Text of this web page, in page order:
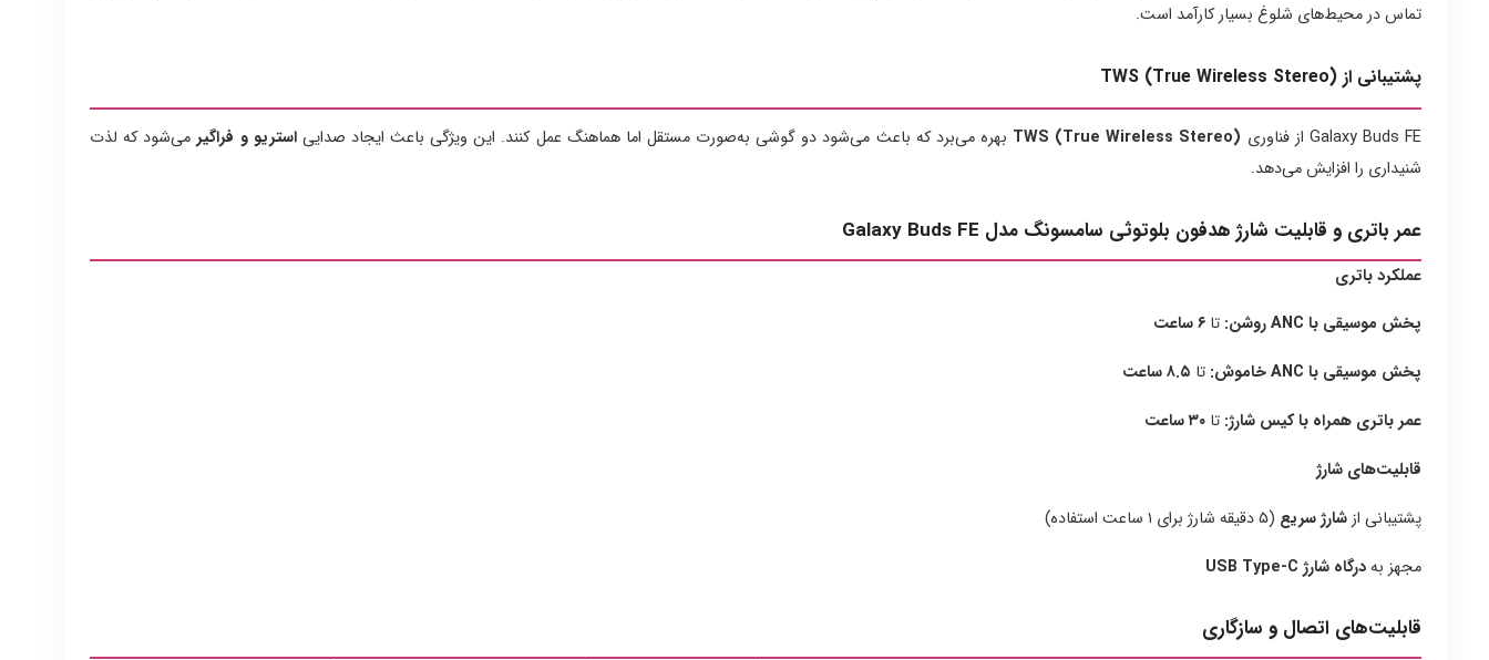
تماس در محیط‌های شلوغ بسیار کارآمد است.
پشتیبانی از TWS (True Wireless Stereo)
Galaxy Buds FE از فناوری TWS (True Wireless Stereo) بهره می‌برد که باعث می‌شود دو گوشی به‌صورت مستقل اما هماهنگ عمل کنند. این ویژگی باعث ایجاد صداییاستریو و فراگیرمی‌شود که لذت
شنیداری را افزایش می‌دهد.
عمر باتری و قابلیت شارژ هدفون بلوتوثی سامسونگ مدل Galaxy Buds FE
عملکرد باتری
پخش موسیقی با ANC روشن:
تا ۶ ساعت
پخش موسیقی با ANC خاموش:
تا ۸.۵ ساعت
عمر باتری همراه با کیس شارژ: تا ۳۰ ساعت
قابلیت‌های شارژ
پشتیبانی ازشارژ سریع (۵ دقیقه شارژ برای ۱ ساعت استفاده)
مجهز بهدرگاه شارژ USB Type-C
قابلیت‌های اتصال و سازگاری